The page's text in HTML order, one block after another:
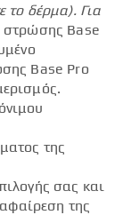
το δέρμα).Για
στρώσης Base
Base Pro
της
σας και
της